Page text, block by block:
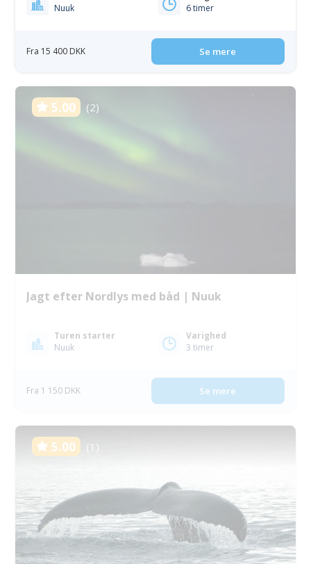
Nuuk
6 timer
Fra 15 400 DKK Se mere
5.00 (2)
Jagt efter Nordlys med båd | Nuuk
Turen starter
Nuuk
Varighed
3 timer
Fra 1 150 DKK Se mere
5.00 (1)